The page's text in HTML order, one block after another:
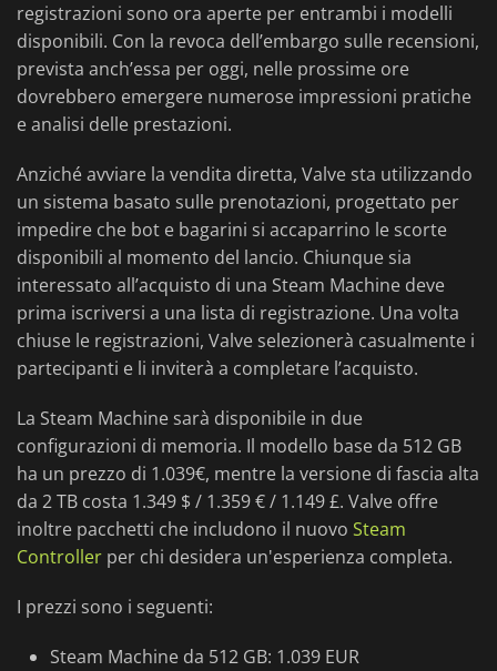
registrazioni sono ora aperte per entrambi i modelli
disponibili. Con la revoca dell’embargo sulle recensioni,
prevista anch’essa per oggi, nelle prossime ore
dovrebbero emergere numerose impressioni pratiche
e analisi delle prestazioni.
Anziché avviare la vendita diretta, Valve sta utilizzando
un sistema basato sulle prenotazioni, progettato per
impedire che bot e bagarini si accaparrino le scorte
disponibili al momento del lancio. Chiunque sia
interessato all’acquisto di una Steam Machine deve
prima iscriversi a una lista di registrazione. Una volta
chiuse le registrazioni, Valve selezionerà casualmente i
partecipanti e li inviterà a completare l’acquisto.
La Steam Machine sarà disponibile in due
configurazioni di memoria. Il modello base da 512 GB
ha un prezzo di 1.039€, mentre la versione di fascia alta
da 2 TB costa 1.349 $ / 1.359 € / 1.149 £. Valve offre
inoltre pacchetti che includono il nuovo Steam
Controller per chi desidera un'esperienza completa.
I prezzi sono i seguenti:
Steam Machine da 512 GB: 1.039 EUR